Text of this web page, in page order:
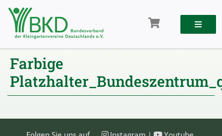
Zum
Inhalt
springen
Farbige